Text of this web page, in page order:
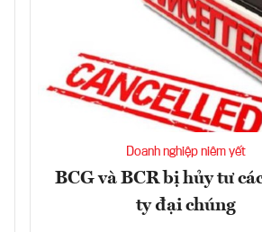
Doanh nghiệp niêm yết
BCG và BCR bị hủy tư
ty đại chúng